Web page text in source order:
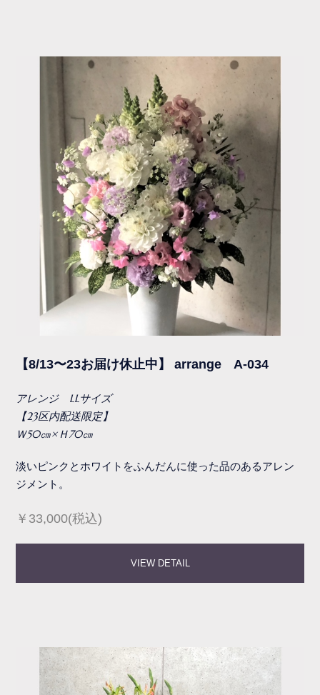
【8/13〜23お届け休止中】 arrange A-034
アレンジ LLサイズ
【23区内配送限定】
Ｗ50㎝×Ｈ70㎝
淡いピンクとホワイトをふんだんに使った品のあるアレン
ジメント。
￥33,000(税込)
VIEW DETAIL